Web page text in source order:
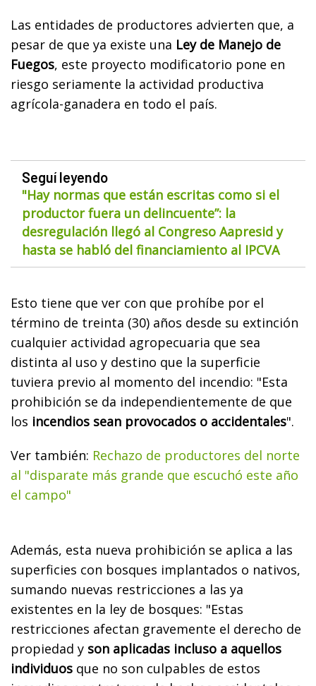
Las entidades de productores advierten que, a
pesar de que ya existe una Ley de Manejo de
Fuegos, este proyecto modificatorio pone en
riesgo seriamente la actividad productiva
agrícola-ganadera en todo el país.
Seguí leyendo
"Hay normas que están escritas como si el
productor fuera un delincuente”: la
desregulación llegó al Congreso Aapresid y
hasta se habló del financiamiento al IPCVA
Esto tiene que ver con que prohíbe por el
término de treinta (30) años desde su extinción
cualquier actividad agropecuaria que sea
distinta al uso y destino que la superficie
tuviera previo al momento del incendio: "Esta
prohibición se da independientemente de que
los incendios sean provocados o accidentales".
Ver también: Rechazo de productores del norte
al "disparate más grande que escuchó este año
el campo"
Además, esta nueva prohibición se aplica a las
superficies con bosques implantados o nativos,
sumando nuevas restricciones a las ya
existentes en la ley de bosques: "Estas
restricciones afectan gravemente el derecho de
propiedad y son aplicadas incluso a aquellos
individuos que no son culpables de estos